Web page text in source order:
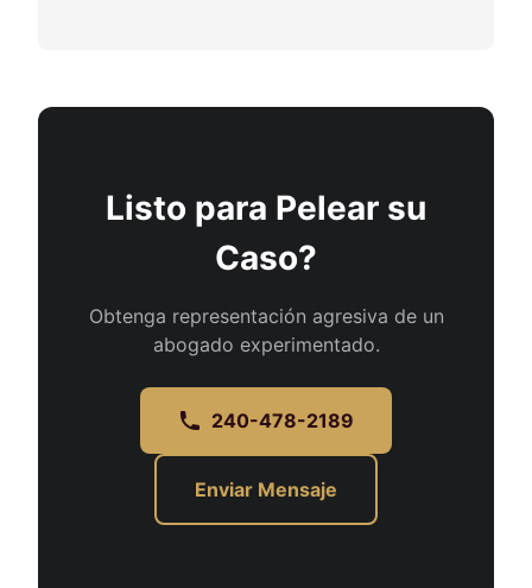
Listo para Pelear su
Caso?
Obtenga representación agresiva de un
abogado experimentado.
240-478-2189
Enviar Mensaje